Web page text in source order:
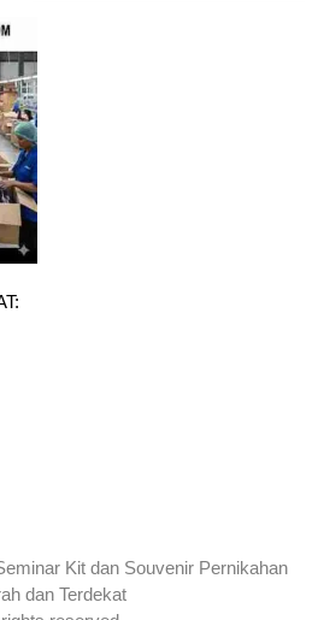
Kit dan Souvenir Pernikahan
dan Terdekat